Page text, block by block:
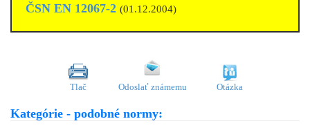
ČSN EN 12067-2 (01.12.2004)
Tlač Odoslať známemu Otázka
Kategórie - podobné normy: